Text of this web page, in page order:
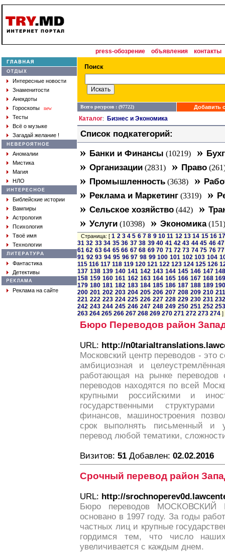
press-обозрение объявления контакты
Интересные новости
Знаменитости
Анекдоты
Гороскопы
new
Тесты
Всё о музыке
Загадай желание !
Аномалии
Мистика
Магия
НЛО
Библейские истории
Вампиры
Астрология
Психология
Твоё имя
Технологии
Фантастика
Детективы
Реклама на сайте
Всего ресурсов : (97722) Добавить
Каталог: Бизнес и Экономика
Список подкатегорий:
» Банки и Финансы (10219) »
» Организации (2831) » Право
» Промышленность (3638) »
» Реклама и Маркетинг (3319) »
» Сельское хозяйство (442) »
» Услуги (10398) » Экономика(151)
Страница: [1 2 3 4 5 6 7 8 9 10 11 12 13 14 15 16
31 32 33 34 35 36 37 38 39 40 41 42 43 44 45 46 47
61 62 63 64 65 66 67 68 69 70 71 72 73 74 75 76 77
91 92 93 94 95 96 97 98 99 100 101 102 103 104
115 116 117 118 119 120 121 122 123 124 125 126
137 138 139 140 141 142 143 144 145 146 147
158 159 160 161 162 163 164 165 166 167 168
179 180 181 182 183 184 185 186 187 188 189
200 201 202 203 204 205 206 207 208 209 210 211
221 222 223 224 225 226 227 228 229 230 231
242 243 244 245 246 247 248 249 250 251 252
263 264 265 266 267 268 269 270 271 272 273 274 ]
Бюро Переводов район
URL: http://
Московский центр переводов - это
амбициозная и
работающая на рынке
переводов находятся по всей
крупными российскими и
государственными
финансов, машиностроения
срок выполнять письменный и
перевод любой тематики,
Визитов: 51 Добавлен: 02.02.2016
Срочный перевод район
URL: http://
Бюро переводов
основано в 1997 году. За годы
частных лиц и крупные
гордимся тем, что число наших
увеличивается с каждым днем.